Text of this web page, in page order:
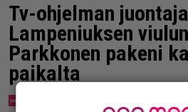
Tv-ohjelman
Lampeniuksen
Parkkonen pakeni
paikalta